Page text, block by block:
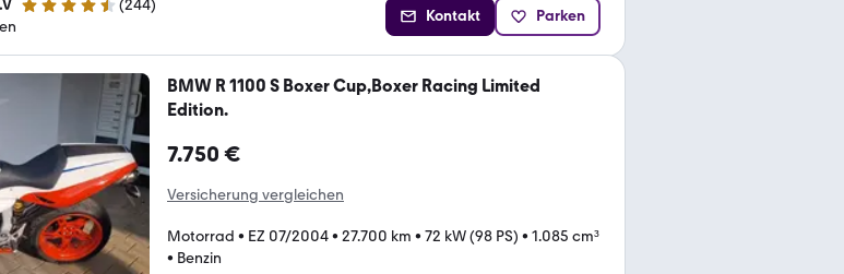
4.7 Sterne (244)
Kontakt Parken
BMW R 1100 S Boxer Cup,Boxer Racing Limited
Edition.
7.750 €
Versicherung vergleichen
Motorrad • EZ 07/2004• 27.700 km • 72 kW (98 PS) • 1.085 cm³
• Benzin